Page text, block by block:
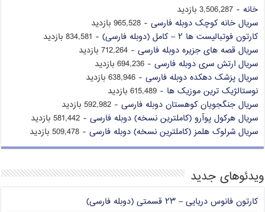
خانه - 3,506,287 بازدید
سریال خانه کوچک دوبله فارسی - 965,528 بازدید
کارتون فوتبالیست ها ۲ – کامل (دوبله فارسی)
- 834,581 بازدید
سریال قصه های جزیره دوبله فارسی - 712,264 بازدید
سریال ارتش سری دوبله فارسی - 694,236 بازدید
سریال پزشک دهکده دوبله فارسی - 638,946 بازدید
نوستالژیک ترین موزیک ها - 615,489 بازدید
سریال جنگجویان کوهستان دوبله فارسی - 592,982 بازدید
سریال هرکول پوآرو (کاملترین نسخه) دوبله فارسی - 581,442 بازدید
سریال شرلوک هلمز (کاملترین نسخه) دوبله فارسی - 509,478 بازدید
ویدئوهای جدید
کارتون فانوس دریایی – ۲۳ قسمتی (دوبله فارسی)